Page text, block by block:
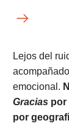
Lejos del
emocional.
Graciaspor
por